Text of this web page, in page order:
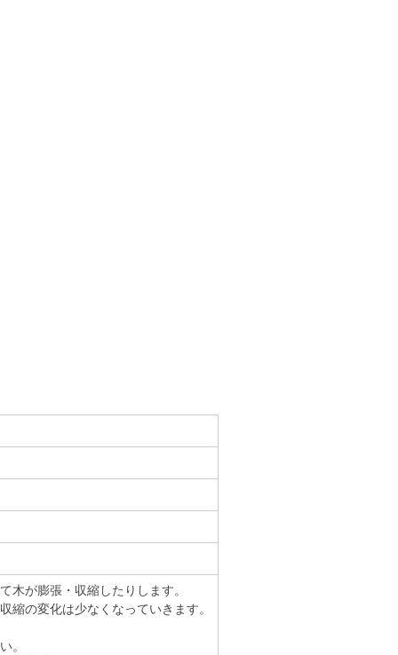
木が膨張・収縮したりします。
縮の変化は少なくなっていきます。
。